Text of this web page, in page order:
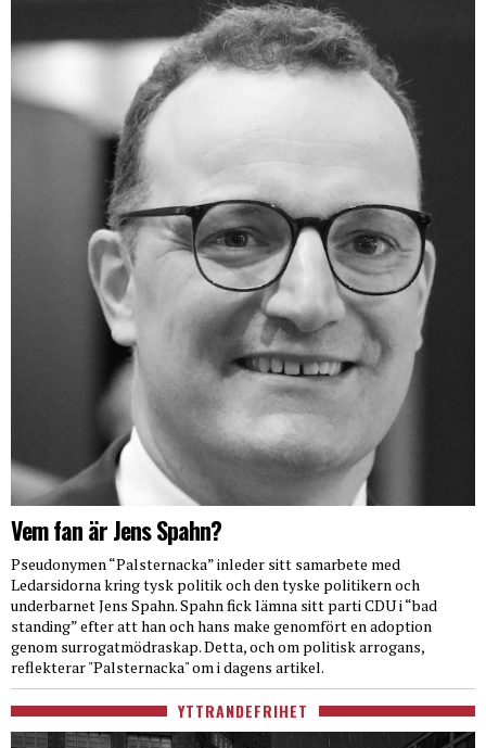
Vem fan är Jens Spahn?
Pseudonymen “Palsternacka” inleder sitt samarbete med
Ledarsidorna kring tysk politik och den tyske politikern och
underbarnet Jens Spahn. Spahn fick lämna sitt parti CDU i “bad
standing” efter att han och hans make genomfört en adoption
genom surrogatmödraskap. Detta, och om politisk arrogans,
reflekterar "Palsternacka" om i dagens artikel.
YTTRANDEFRIHET